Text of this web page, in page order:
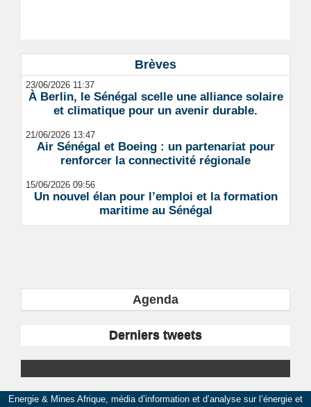
Brèves
23/06/2026 11:37
À Berlin, le Sénégal scelle une alliance solaire
et climatique pour un avenir durable.
21/06/2026 13:47
Air Sénégal et Boeing : un partenariat pour
renforcer la connectivité régionale
15/06/2026 09:56
Un nouvel élan pour l’emploi et la formation
maritime au Sénégal
Agenda
Derniers tweets
Energie & Mines Afrique, média d’information et d’analyse sur l’énergie et